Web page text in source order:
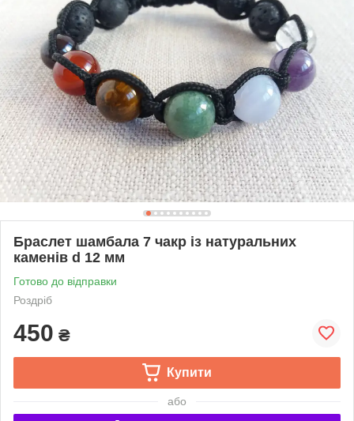
Браслет шамбала 7 чакр із натуральних
каменів d 12 мм
Готово до відправки
Роздріб
450 ₴
Купити
або